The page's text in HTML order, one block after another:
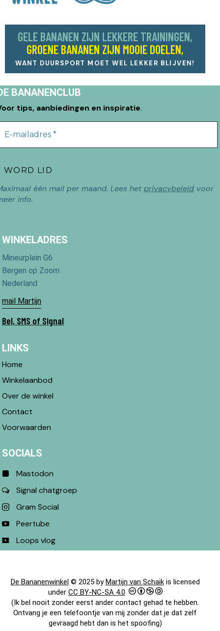
GELE BANANEN ZIJN LEKKERE TRAININGEN,
GROENE BANANEN ZIJN MOOIE DOELEN,
WANT DUURSPORT MOET WEL LEKKER BLIJVEN!
BANANENCLUB
tips, aanbiedingen en inspiratie.
één mail per maand. Lees het privacybeleid voor
info.
WINKELADRES
Mineurplein G6
Bergen op Zoom
Nederland
mail Martijn
Bel, SMS of Signal
LINKS
Home
Winkelaanbod
Over de winkel
Contact
Voorwaarden
SOCIALS
Mastodon
Signal chatgroep
Gram Social
Peertube
Loops vlog
De Bananenwinkel© 2025 byMartijn van Schaikis licensed
under CC BY-NC-SA 4.0
(Ik bel nooit zonder eerst ander contact gehad te hebben.
Ontvang je een telefoontje van mij zonder dat je dat zelf
gevraagd hebt dan is het spoofing)